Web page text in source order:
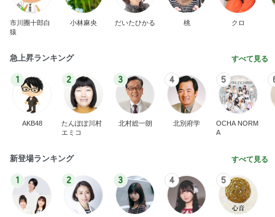
市川團十郎白
猿
小林麻央 だいたひかる 桃 クロ
急上昇ランキング すべて見る
1
AKB48
2
たんぽぽ川村
エミコ
3
北村総一朗
4
北別府学
5
OCHA NORM
A
新登場ランキング すべて見る
1 2 3 4 5